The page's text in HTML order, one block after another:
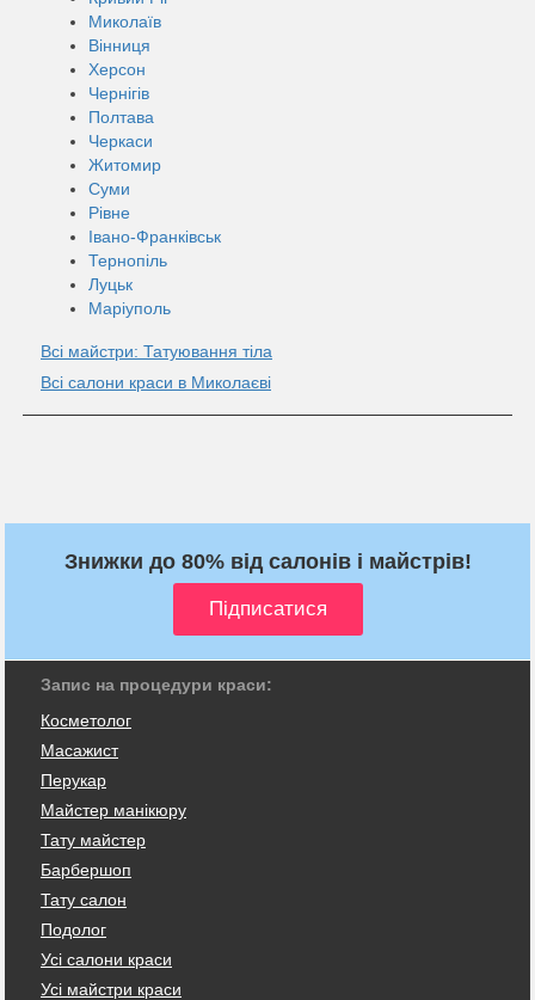
Миколаїв
Вінниця
Херсон
Чернігів
Полтава
Черкаси
Житомир
Суми
Рівне
Івано-Франківськ
Тернопіль
Луцьк
Маріуполь
Всі майстри: Татуювання тіла
Всі салони краси в Миколаєві
Знижки до 80% від салонів і майстрів!
Запис на процедури краси:
Косметолог
Масажист
Перукар
Майстер манікюру
Тату майстер
Барбершоп
Тату салон
Подолог
Усі салони краси
Усі майстри краси